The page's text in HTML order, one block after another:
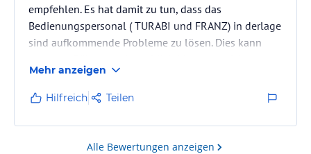
empfehlen. Es hat damit zu tun, dass das
Bedienungspersonal ( TURABI und FRANZ) in derlage
sind aufkommende Probleme zu lösen. Dies kann
behaupten. Bei ihm liegen die Intressen in einem
Bereich die mit dem Hotel nichts zu tun haben.
Freundlichkeit kann man ihm zwar nicht absprechen,
aber Änderungen z.B. was die Küche anbetrifft ist er
nicht in der Lage diese umzusetzen. Sollte der Fall
Mehr anzeigen
Hilfreich Teilen
Alle Bewertungen anzeigen